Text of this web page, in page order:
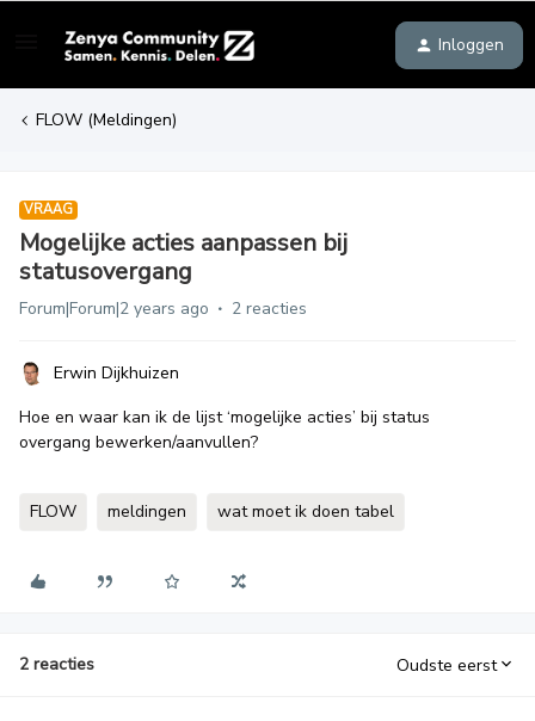
Inloggen
FLOW (Meldingen)
VRAAG
Mogelijke acties aanpassen bij
statusovergang
Forum|Forum|2 years ago 2 reacties
Erwin Dijkhuizen
Hoe en waar kan ik de lijst ‘mogelijke acties’ bij status
overgang bewerken/aanvullen?
FLOW meldingen wat moet ik doen tabel
2 reacties Oudste eerst